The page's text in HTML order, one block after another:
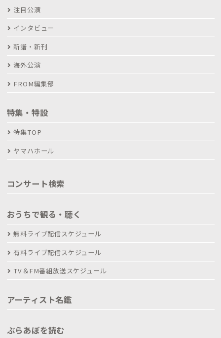
注目公演
インタビュー
新譜・新刊
海外公演
FROM編集部
特集・特設
特集TOP
ヤマハホール
コンサート検索
おうちで観る・聴く
無料ライブ配信スケジュール
有料ライブ配信スケジュール
TV＆FM番組放送スケジュール
アーティスト名鑑
ぶらあぼを読む